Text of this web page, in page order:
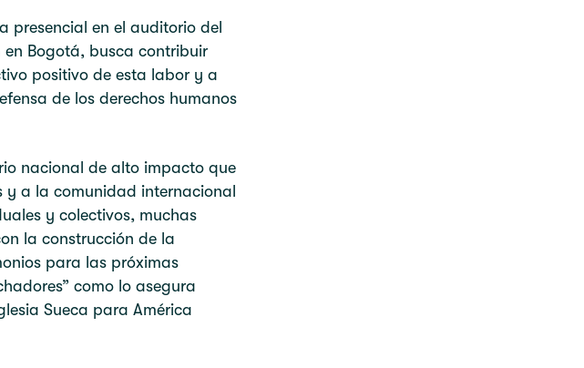
presencial en el auditorio del
Bogotá, busca contribuir
positivo de esta labor y a
de los derechos humanos
nacional de alto impacto que
a la comunidad internacional
y colectivos, muchas
la construcción de la
para las próximas
como lo asegura
Sueca para América